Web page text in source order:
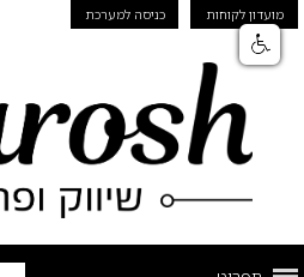
מועדון לקוחות כניסה למערכת